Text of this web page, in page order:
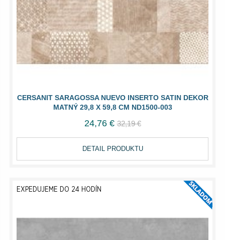
CERSANIT SARAGOSSA NUEVO INSERTO SATIN DEKOR
MATNÝ 29,8 X 59,8 CM ND1500-003
24,76 € 32,19 €
DETAIL PRODUKTU
EXPEDUJEME DO 24 HODÍN